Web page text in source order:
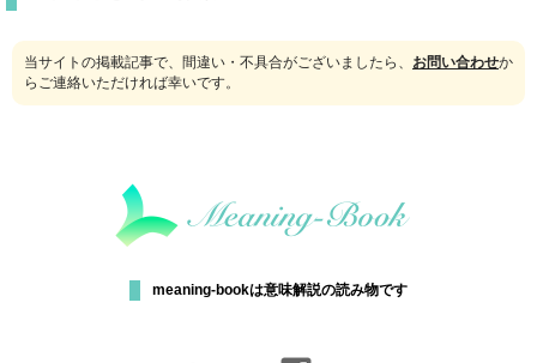
当サイトの掲載記事で、間違い・不具合がございましたら、 お問い合わせか
らご連絡いただければ幸いです。
meaning-bookは意味解説の読み物です